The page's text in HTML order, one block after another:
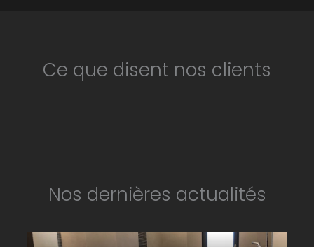
Ce que disent nos clients
Nos dernières actualités